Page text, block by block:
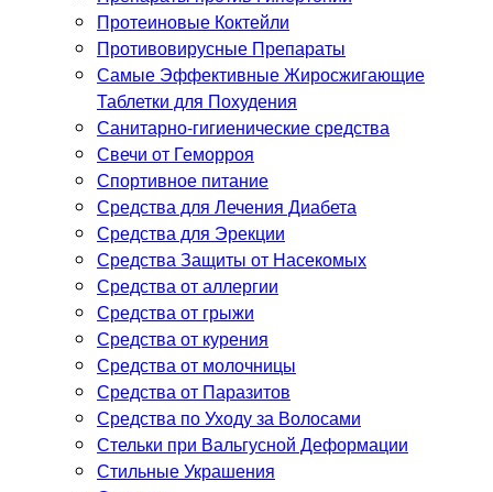
Протеиновые Коктейли
Противовирусные Препараты
Самые Эффективные Жиросжигающие
Таблетки для Похудения
Санитарно-гигиенические средства
Свечи от Геморроя
Спортивное питание
Средства для Лечения Диабета
Средства для Эрекции
Средства Защиты от Насекомых
Средства от аллергии
Средства от грыжи
Средства от курения
Средства от молочницы
Средства от Паразитов
Средства по Уходу за Волосами
Стельки при Вальгусной Деформации
Стильные Украшения